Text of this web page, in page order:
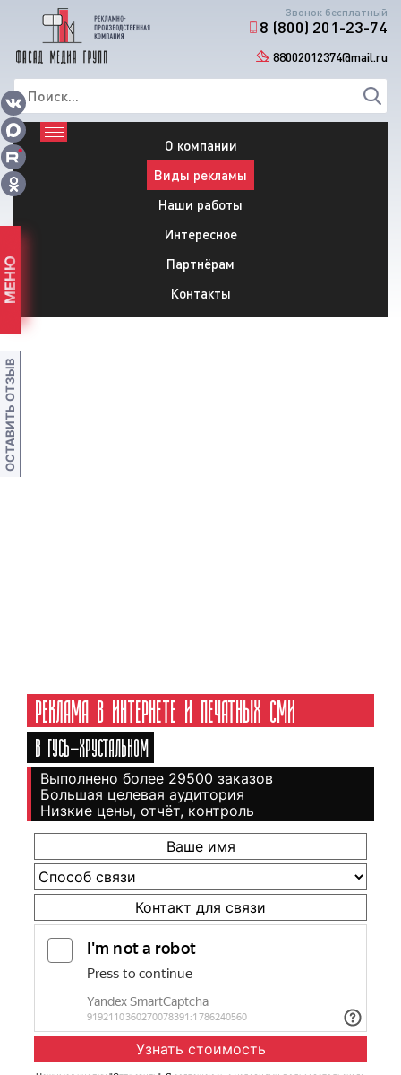
Звонок бесплатный
8 (800) 201-23-74
88002012374@mail.ru
О компании
Виды рекламы
Наши работы
Интересное
Партнёрам
Контакты
РЕКЛАМА В ИНТЕРНЕТЕ И ПЕЧАТНЫХ СМИ
В ГУСЬ-ХРУСТАЛЬНОМ
Выполнено более 29500 заказов
Большая целевая аудитория
Низкие цены, отчёт, контроль
МЕНЮ
ОСТАВИТЬ ОТЗЫВ